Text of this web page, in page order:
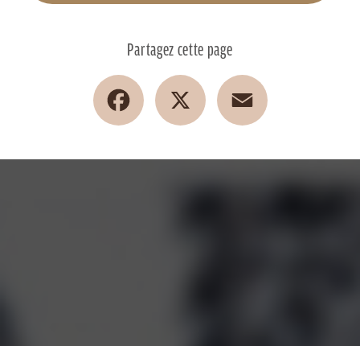
Partagez cette page
Facebook